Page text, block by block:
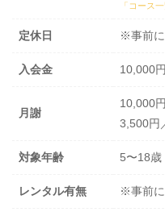
「コース
定休日 ※事前に
入会金 10,000円
月謝
10,000
3,500円
対象年齢 5〜18歳
レンタル有無 ※事前に